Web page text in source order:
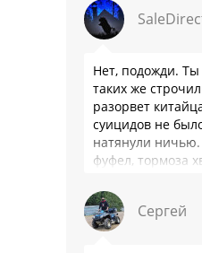
Нет, подожди. Ты
таких же
разорвет
суицидов не
натянули
фуфел, тормоза
Сергей